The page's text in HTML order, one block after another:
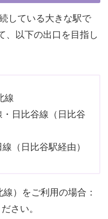
している大きな駅で
、以下の出口を目指し
線
日比谷線（日比谷
（日比谷駅経由）
）をご利用の場合：
さい。